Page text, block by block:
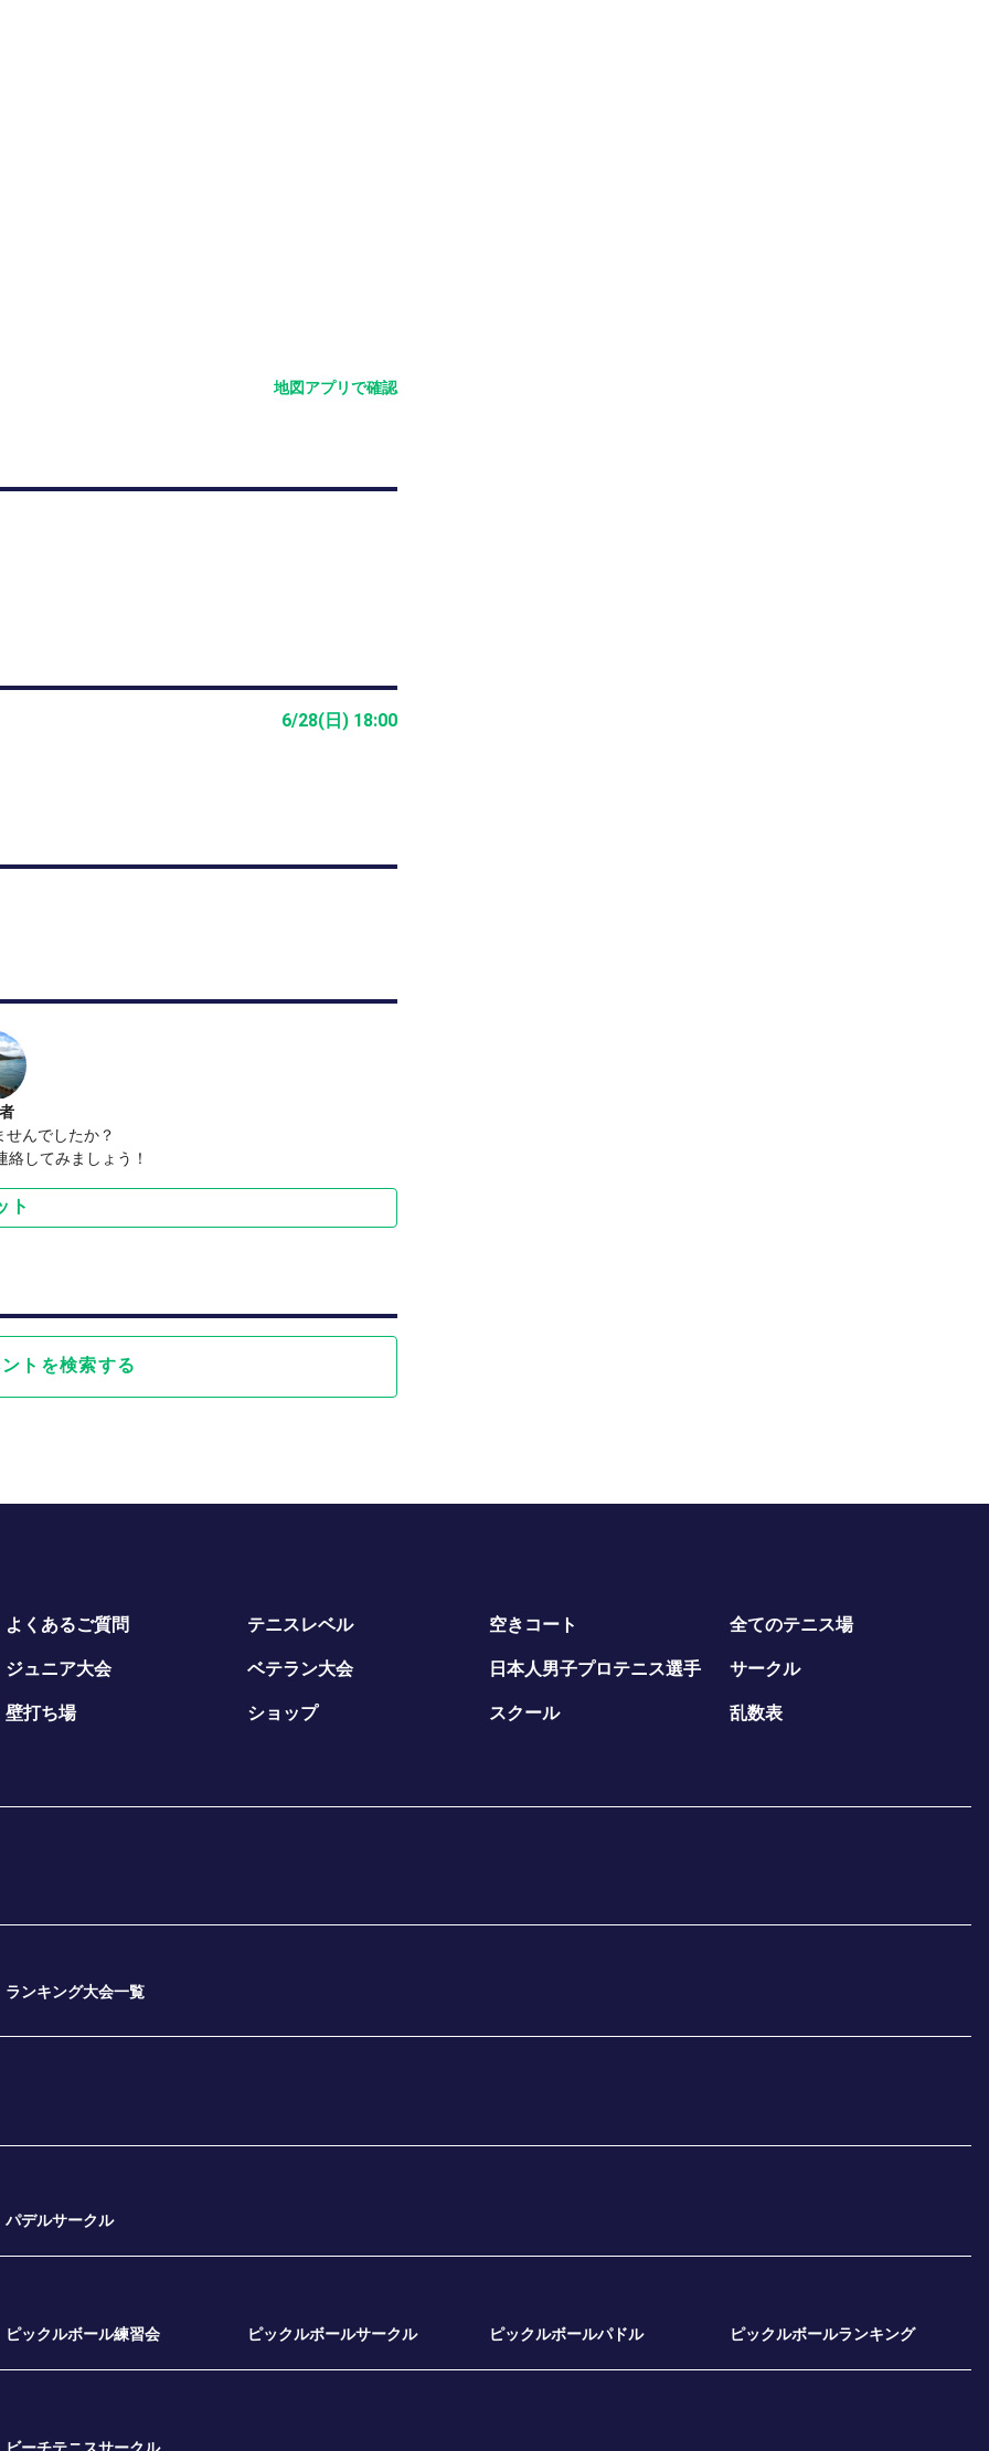
地図アプリで確認
6/28(日) 18:00
せんでしたか？
してみましょう！
ト
トを検索する
よくあるご質問 テニスレベル 空きコート 全てのテニス場
ジュニア大会 ベテラン大会 日本人男子プロテニス選手 サークル
壁打ち場 ショップ スクール 乱数表
ランキング大会一覧
パデルサークル
ピックルボール練習会 ピックルボールサークル ピックルボールパドル ピックルボールランキング
ビーチテニスサークル